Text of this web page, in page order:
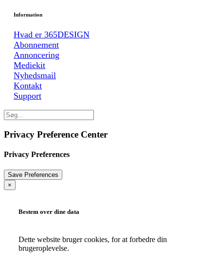
Information
Hvad er 365DESIGN
Abonnement
Annoncering
Mediekit
Nyhedsmail
Kontakt
Support
Privacy Preference Center
Privacy Preferences
×
Bestem over dine data
Dette website bruger cookies, for at forbedre din
brugeroplevelse.